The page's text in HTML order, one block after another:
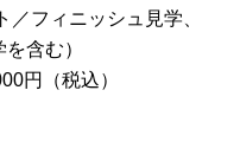
フィニッシュ見学、
含む）
円（税込）